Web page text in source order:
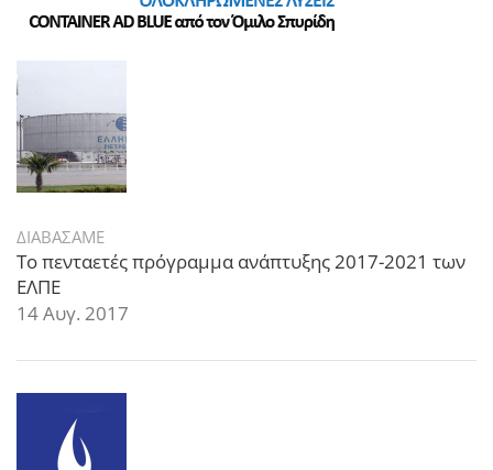
ΔΙΑΒΑΣΑΜΕ
Το πενταετές πρόγραμμα ανάπτυξης 2017-2021 των
ΕΛΠΕ
14 Αυγ. 2017